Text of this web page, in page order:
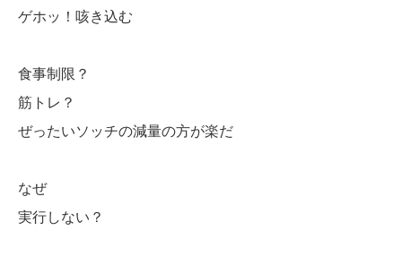
ゲホッ！咳き込む
食事制限？
筋トレ？
ぜったいソッチの減量の方が楽だ
なぜ
実行しない？